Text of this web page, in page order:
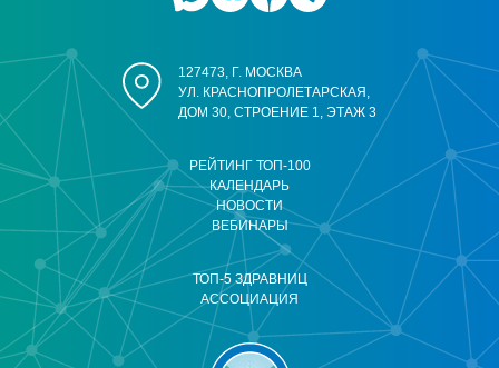
РЕЙТИНГ ТОП-100
КАЛЕНДАРЬ
НОВОСТИ
ВЕБИНАРЫ
ТОП-5 ЗДРАВНИЦ
АССОЦИАЦИЯ
127473, Г. МОСКВА
УЛ. КРАСНОПРОЛЕТАРСКАЯ,
ДОМ 30, СТРОЕНИЕ 1, ЭТАЖ 3